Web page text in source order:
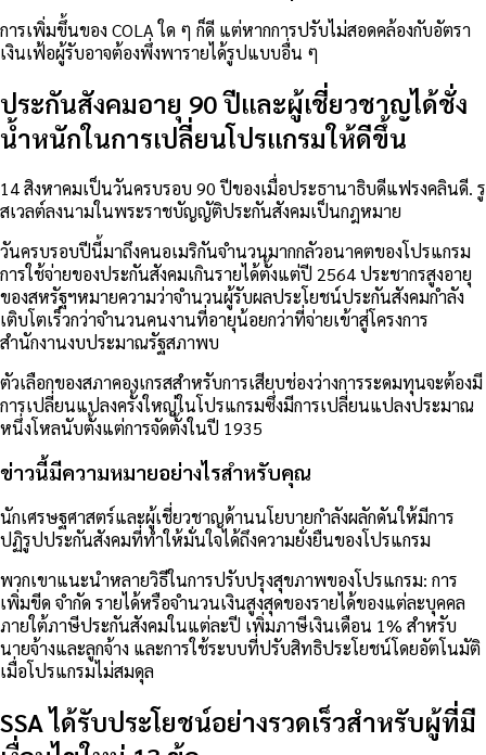
การเพิ่มขึ้นของ COLA ใด ๆ ก็ดี แต่หากการปรับไม่สอดคล้องกับอัตรา
เงินเฟ้อผู้รับอาจต้องพึ่งพารายได้รูปแบบอื่น ๆ
ประกันสังคมอายุ 90 ปีและผู้เชี่ยวชาญได้ชั่ง
น้ำหนักในการเปลี่ยนโปรแกรมให้ดีขึ้น
14 สิงหาคมเป็นวันครบรอบ 90 ปีของเมื่อประธานาธิบดีแฟรงคลินดี. รู
สเวลต์ลงนามในพระราชบัญญัติประกันสังคมเป็นกฎหมาย
วันครบรอบปีนี้มาถึงคนอเมริกันจำนวนมากกลัวอนาคตของโปรแกรม
การใช้จ่ายของประกันสังคมเกินรายได้ตั้งแต่ปี 2564ประชากรสูงอายุ
ของสหรัฐฯหมายความว่าจำนวนผู้รับผลประโยชน์ประกันสังคมกำลัง
เติบโตเร็วกว่าจำนวนคนงานที่อายุน้อยกว่าที่จ่ายเข้าสู่โครงการ
สำนักงานงบประมาณรัฐสภาพบ
ตัวเลือกของสภาคองเกรสสำหรับการเสียบช่องว่างการระดมทุนจะต้องมี
การเปลี่ยนแปลงครั้งใหญ่ในโปรแกรมซึ่งมีการเปลี่ยนแปลงประมาณ
หนึ่งโหลนับตั้งแต่การจัดตั้งในปี 1935
ข่าวนี้มีความหมายอย่างไรสำหรับคุณ
นักเศรษฐศาสตร์และผู้เชี่ยวชาญด้านนโยบายกำลังผลักดันให้มีการ
ปฏิรูปประกันสังคมที่ทำให้มั่นใจได้ถึงความยั่งยืนของโปรแกรม
พวกเขาแนะนำหลายวิธีในการปรับปรุงสุขภาพของโปรแกรม: การ
เพิ่มขีด จำกัด รายได้หรือจำนวนเงินสูงสุดของรายได้ของแต่ละบุคคล
ภายใต้ภาษีประกันสังคมในแต่ละปี เพิ่มภาษีเงินเดือน 1% สำหรับ
นายจ้างและลูกจ้าง และการใช้ระบบที่ปรับสิทธิประโยชน์โดยอัตโนมัติ
เมื่อโปรแกรมไม่สมดุล
SSA ได้รับประโยชน์อย่างรวดเร็วสำหรับผู้ที่มี